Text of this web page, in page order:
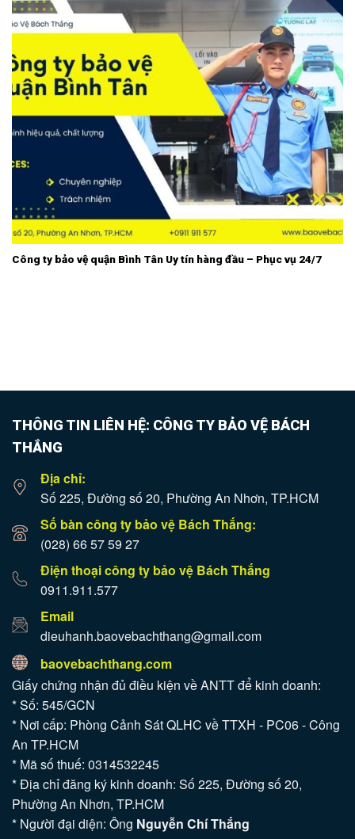
Công ty bảo vệ quận Bình Tân Uy tín hàng đầu – Phục vụ 24/7
THÔNG TIN LIÊN HỆ: CÔNG TY BẢO VỆ BÁCH
THẮNG
Địa chỉ:
Số 225, Đường số 20, Phường An Nhơn, TP.HCM
Số bàn công ty bảo vệ Bách Thắng:
(028) 66 57 59 27
Điện thoại công ty bảo vệ Bách Thắng
0911.911.577
Email
dieuhanh.baovebachthang@gmail.com
baovebachthang.com
Giấy chứng nhận đủ điều kiện về ANTT để kinh doanh:
* Số: 545/GCN
* Nơi cấp: Phòng Cảnh Sát QLHC về TTXH - PC06 - Công
An TP.HCM
* Mã số thuế: 0314532245
* Địa chỉ đăng ký kinh doanh: Số 225, Đường số 20,
Phường An Nhơn, TP.HCM
* Người đại diện: Ông Nguyễn Chí Thắng